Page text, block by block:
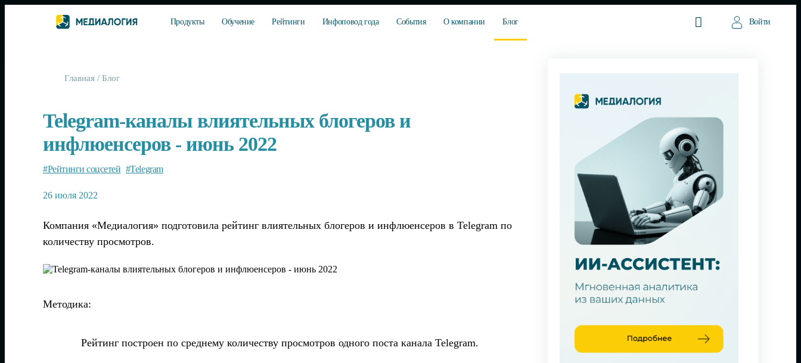
Продукты Обучение Рейтинги Инфоповод года События О компании Блог Войти
Главная / Блог
Telegram-каналы влиятельных блогеров и
инфлюенсеров - июнь 2022
#Рейтинги соцсетей #Telegram
26 июля 2022
Компания «Медиалогия» подготовила рейтинг влиятельных блогеров и инфлюенсеров в Telegram по
количеству просмотров.
Методика:
Рейтинг построен по среднему количеству просмотров одного поста канала Telegram.